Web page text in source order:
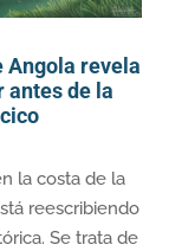
Angola revela
antes de la
la costa de la
reescribiendo
Se trata de